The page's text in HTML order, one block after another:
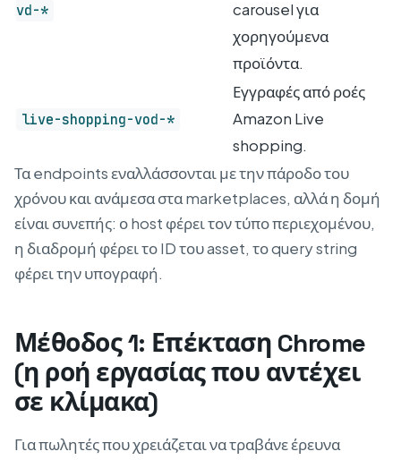
vd-*
carousel για
χορηγούμενα
προϊόντα.
live-shopping-vod-*
Εγγραφές από ροές
Amazon Live
shopping.
Τα endpoints εναλλάσσονται με την πάροδο του
χρόνου και ανάμεσα στα marketplaces, αλλά η δομή
είναι συνεπής: ο host φέρει τον τύπο περιεχομένου,
η διαδρομή φέρει το ID του asset, το query string
φέρει την υπογραφή.
Μέθοδος 1: Επέκταση Chrome
(η ροή εργασίας που αντέχει
σε κλίμακα)
Για πωλητές που χρειάζεται να τραβάνε έρευνα